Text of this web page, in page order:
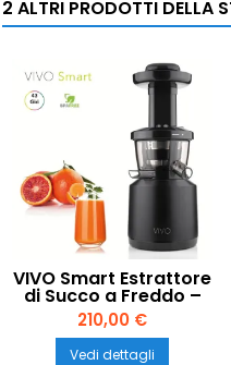
2 ALTRI PRODOTTI DELLA
VIVO Smart Estrattore
di Succo a Freddo –
Slow Juicer Nero
Opaco | Classe Italia
210,00 €
Vedi dettagli